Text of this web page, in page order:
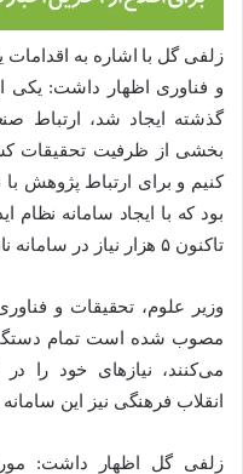
زلفی گل با اشاره به
و فناوری اظهار داشت:
گذشته ایجاد شد، ارتباط
بخشی از ظرفیت تحقیقات
کنیم و برای ارتباط پژوهش با
بود که با ایجاد سامانه نظام
تاکنون ۵ هزار نیاز در سامانه نان ثبت شده است.
مصوب شده است تمام
می‌کنند، نیازهای خود را
انقلاب فرهنگی نیز این
زلفی گل اظهار داشت: